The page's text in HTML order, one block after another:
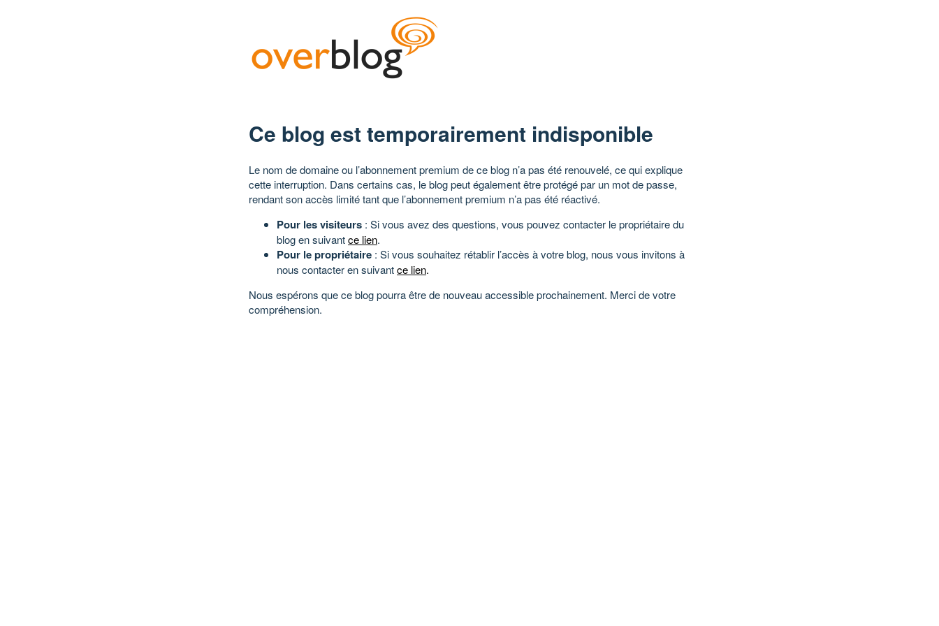
Ce blog est temporairement indisponible
Le nom de domaine ou l’abonnement premium de ce blog n’a pas été renouvelé, ce qui explique
cette interruption. Dans certains cas, le blog peut également être protégé par un mot de passe,
rendant son accès limité tant que l’abonnement premium n’a pas été réactivé.
Pour les visiteurs : Si vous avez des questions, vous pouvez contacter le propriétaire du
blog en suivantce lien.
Pour le propriétaire : Si vous souhaitez rétablir l’accès à votre blog, nous vous invitons à
nous contacter en suivantce lien.
Nous espérons que ce blog pourra être de nouveau accessible prochainement. Merci de votre
compréhension.